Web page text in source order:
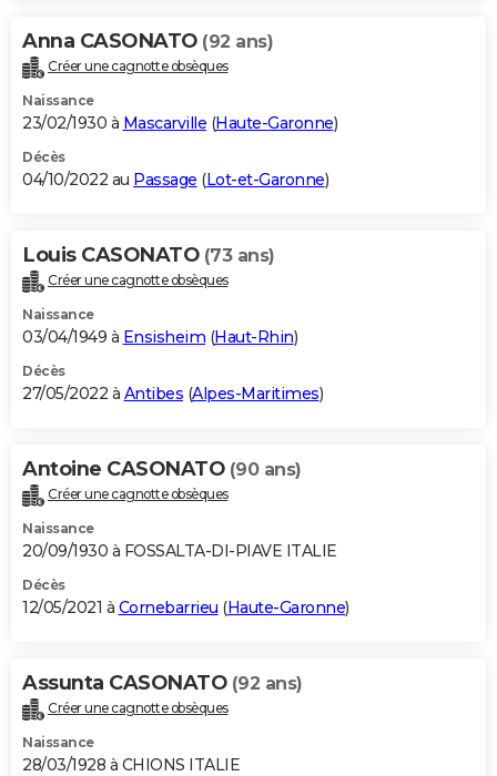
Anna CASONATO (92 ans)
Créer une cagnotte obsèques
Naissance
23/02/1930 à Mascarville (Haute-Garonne)
Décès
04/10/2022 au Passage (Lot-et-Garonne)
Louis CASONATO (73 ans)
Créer une cagnotte obsèques
Naissance
03/04/1949 à Ensisheim (Haut-Rhin)
Décès
27/05/2022 à Antibes (Alpes-Maritimes)
Antoine CASONATO (90 ans)
Créer une cagnotte obsèques
Naissance
20/09/1930 à FOSSALTA-DI-PIAVE ITALIE
Décès
12/05/2021 à Cornebarrieu (Haute-Garonne)
Assunta CASONATO (92 ans)
Créer une cagnotte obsèques
Naissance
28/03/1928 à CHIONS ITALIE